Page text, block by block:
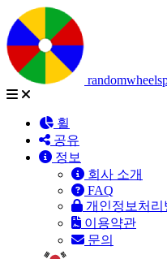
휠
공유
정보
회사 소개
FAQ
개인정보처리
이용약관
문의